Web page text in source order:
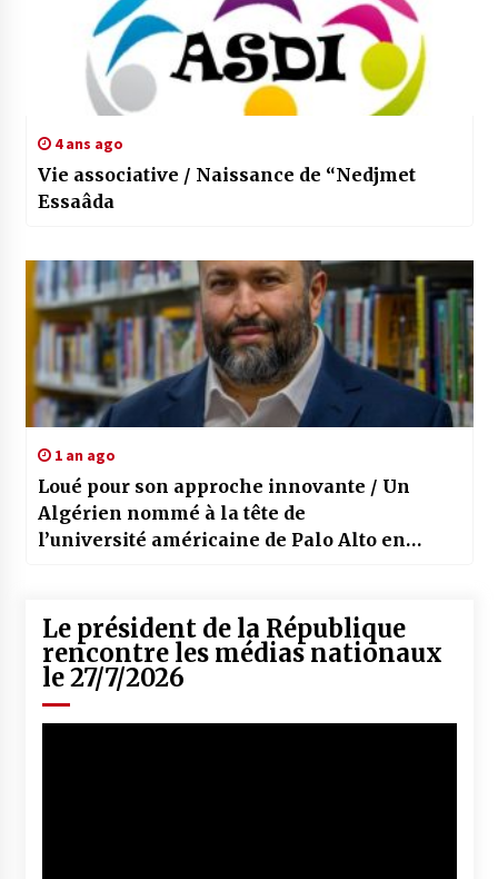
4 ans ago
Vie associative / Naissance de “Nedjmet
Essaâda
1 an ago
Loué pour son approche innovante / Un
Algérien nommé à la tête de
l’université américaine de Palo Alto en
Le président de la République
rencontre les médias nationaux
le 27/7/2026